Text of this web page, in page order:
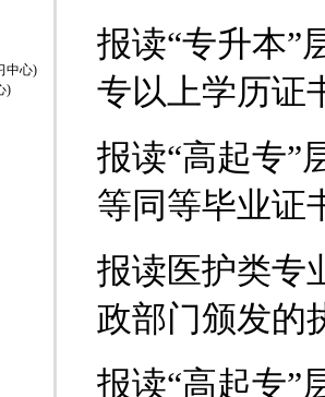
中心)
)
报读“专升本”
专以上学历证
报读“高起专”
等同等毕业证
报读医护类专
政部门颁发的
报读“高起专”